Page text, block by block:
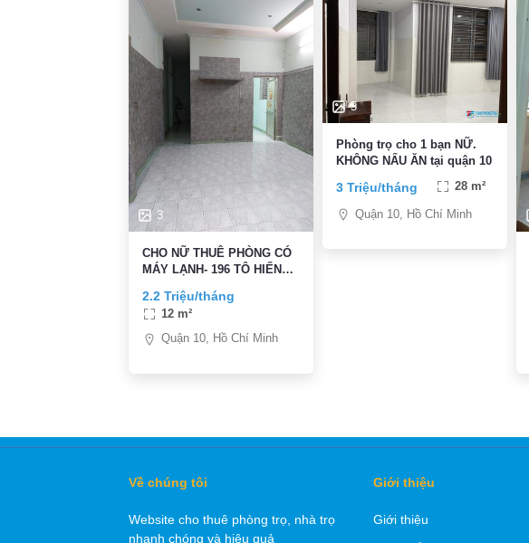
3
CHO NỮ THUÊ PHÒNG CÓ
MÁY LẠNH- 196 TÔ HIẾN
2.2 Triệu/tháng
12 m²
Quận 10, Hồ Chí Minh
5
Phòng trọ cho 1 bạn NỮ.
KHÔNG NẤU ĂN tại quận 10
3 Triệu/tháng 28 m²
Quận 10, Hồ Chí Minh
Về chúng tôi
Website cho thuê phòng trọ, nhà trọ
nhanh chóng và hiệu quả
Giới thiệu
Giới thiệu